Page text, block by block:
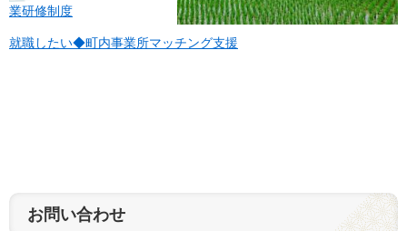
業研修制度
就職したい◆町内事業所マッチング支援
お問い合わせ